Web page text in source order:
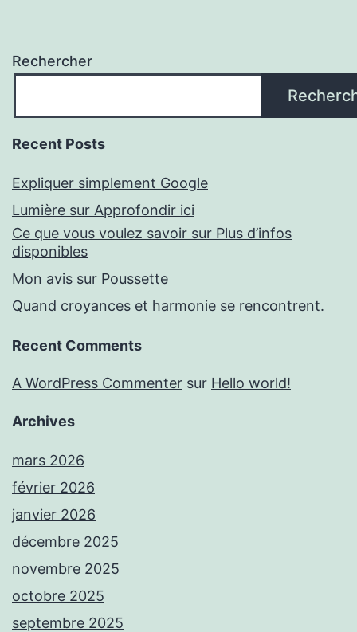
Rechercher
Recent Posts
Expliquer simplement Google
Lumière sur Approfondir ici
Ce que vous voulez savoir sur Plus d’infos
disponibles
Mon avis sur Poussette
Quand croyances et harmonie se rencontrent.
Recent Comments
A WordPress Commenter sur Hello world!
Archives
mars 2026
février 2026
janvier 2026
décembre 2025
novembre 2025
octobre 2025
septembre 2025